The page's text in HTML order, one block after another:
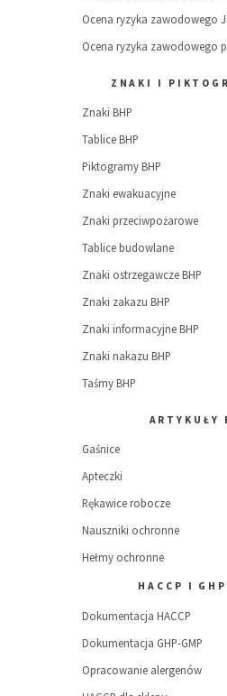
Ocena ryzyka zawodowego
Ocena ryzyka zawodowego
ZNAKI I
Znaki BHP
Tablice BHP
Piktogramy BHP
Znaki ewakuacyjne
Znaki przeciwpożarowe
Tablice budowlane
Znaki ostrzegawcze BHP
Znaki zakazu BHP
Znaki informacyjne BHP
Znaki nakazu BHP
Taśmy BHP
ARTYKUŁY
Gaśnice
Apteczki
Rękawice robocze
Nauszniki ochronne
Hełmy ochronne
HACCP I
Dokumentacja HACCP
Dokumentacja GHP-GMP
Opracowanie alergenów